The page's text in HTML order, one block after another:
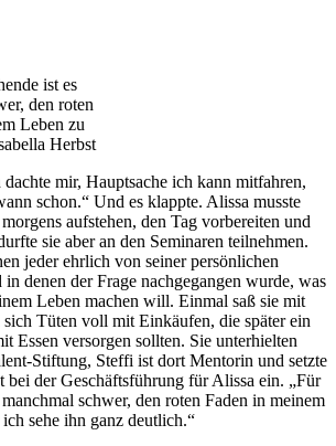
ist es
den roten
Leben zu
Herbst
mir, Hauptsache ich kann mitfahren,
schon.“ Und es klappte. Alissa musste
aufstehen, den Tag vorbereiten und
sie aber an den Seminaren teilnehmen.
jeder ehrlich von seiner persönlichen
denen der Frage nachgegangen wurde, was
Leben machen will. Einmal saß sie mit
Tüten voll mit Einkäufen, die später ein
Essen versorgen sollten. Sie unterhielten
Stiftung, Steffi ist dort Mentorin und setzte
bei der Geschäftsführung für Alissa ein. „Für
schwer, den roten Faden in meinem
sehe ihn ganz deutlich.“